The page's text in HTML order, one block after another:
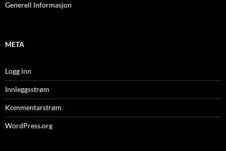
Generell Informasjon
META
Logg inn
Innleggsstrøm
Kommentarstrøm
WordPress.org